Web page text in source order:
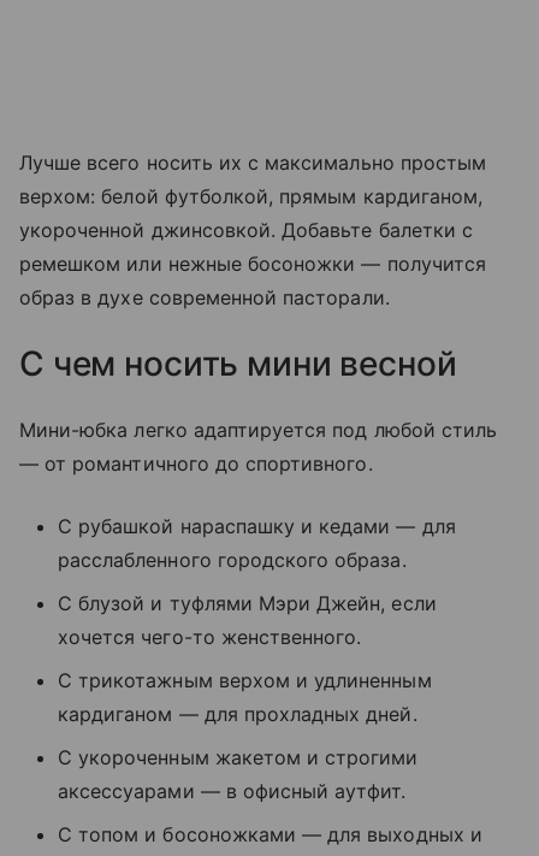
Лучше всего носить их с максимально простым
верхом: белой футболкой, прямым кардиганом,
укороченной джинсовкой. Добавьте балетки с
ремешком или нежные босоножки — получится
образ в духе современной пасторали.
С чем носить мини весной
Мини-юбка легко адаптируется под любой стиль
— от романтичного до спортивного.
С рубашкой нараспашку и кедами — для
расслабленного городского образа.
С блузой и туфлями Мэри Джейн, если
хочется чего-то женственного.
С трикотажным верхом и удлиненным
кардиганом — для прохладных дней.
С укороченным жакетом и строгими
аксессуарами — в офисный аутфит.
С топом и босоножками — для выходных и